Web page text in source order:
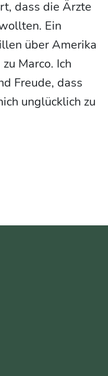
dass die Ärzte
Ein
über Amerika
Marco. Ich
Freude, dass
unglücklich zu